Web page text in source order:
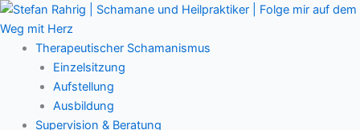
Zum
Inhalt
springenTherapeutischer Schamanismus
Einzelsitzung
Aufstellung
Ausbildung
Supervision & Beratung
Main
Menu